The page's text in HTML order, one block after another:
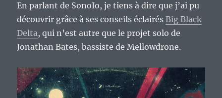
En parlant de SonoIo, je tiens à dire que j’ai pu
découvrir grâce à ses conseils éclairésBig Black
Delta, qui n’est autre que le projet solo de
Jonathan Bates, bassiste de Mellowdrone.